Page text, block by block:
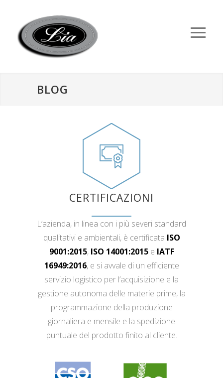
BLOG
CERTIFICAZIONI
L’azienda, in linea con i più severi standard
qualitativi e ambientali, è certificata ISO
9001:2015, ISO 14001:2015e IATF
16949:2016, e si avvale di un efficiente
servizio logistico per l’acquisizione e la
gestione autonoma delle materie prime, la
programmazione della produzione
giornaliera e mensile e la spedizione
puntuale del prodotto finito al cliente.